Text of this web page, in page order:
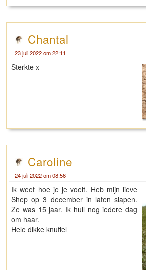
Chantal
23 juli 2022 om 22:11
Sterkte x
Caroline
24 juli 2022 om 08:56
Ik weet hoe je je voelt. Heb mijn lieve
Shep op 3 december in laten slapen.
Ze was 15 jaar. Ik huil nog iedere dag
om haar.
Hele dikke knuffel